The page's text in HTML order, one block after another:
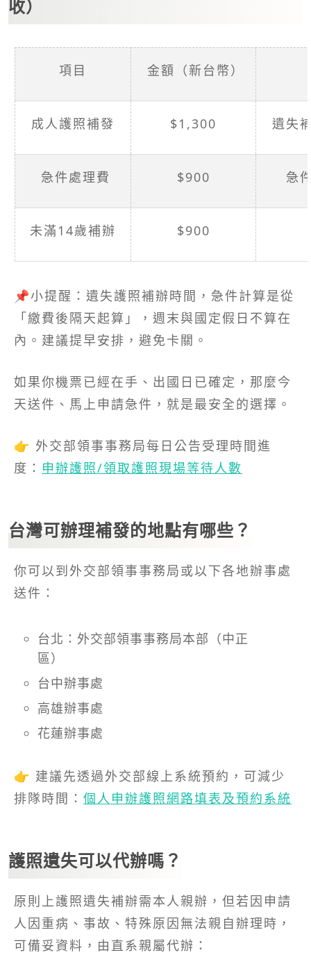
收）
項目 金額（新台幣）
成人護照補發 $1,300 遺失
急件處理費 $900 急
未滿14歲補辦 $900
📌小提醒：遺失護照補辦時間，急件計算是從
「繳費後隔天起算」，週末與國定假日不算在
內。建議提早安排，避免卡關。
如果你機票已經在手、出國日已確定，那麼今
天送件、馬上申請急件，就是最安全的選擇。
👉 外交部領事事務局每日公告受理時間進
度： 申辦護照/領取護照現場等待人數
台灣可辦理補發的地點有哪些？
你可以到外交部領事事務局或以下各地辦事處
送件：
台北：外交部領事事務局本部（中正
區）
台中辦事處
高雄辦事處
花蓮辦事處
👉 建議先透過外交部線上系統預約，可減少
排隊時間： 個人申辦護照網路填表及預約系統
護照遺失可以代辦嗎？
原則上護照遺失補辦需本人親辦，但若因申請
人因重病、事故、特殊原因無法親自辦理時，
可備妥資料，由直系親屬代辦：